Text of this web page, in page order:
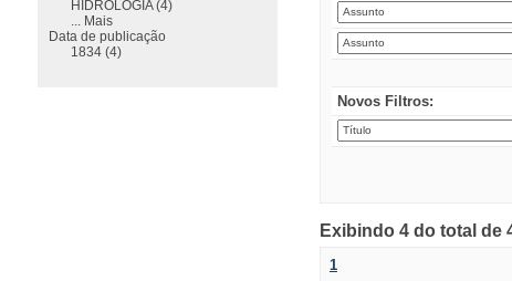
Novos Filtros:
Exibindo 4 do total de
1
HIDROLOGIA (4)
... Mais
Data de publicação
1834 (4)